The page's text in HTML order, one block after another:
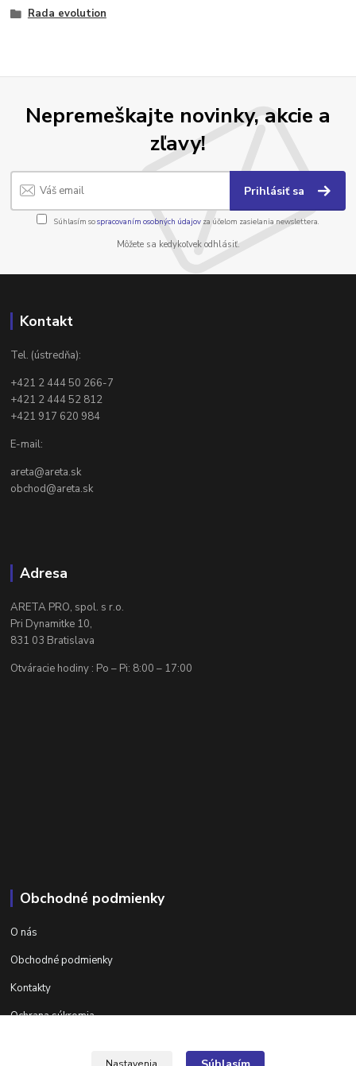
Rada evolution
Nepremeškajte novinky, akcie a
zľavy!
Prihlásiť sa
Súhlasím sospracovaním osobných údajov za účelom zasielania newslettera.
Môžete sa kedykoľvek odhlásiť.
Kontakt
Tel. (ústredňa):
+421 2 444 50 266-7
+421 2 444 52 812
+421 917 620 984
E-mail:
areta@areta.sk
obchod@areta.sk
Adresa
ARETA PRO, spol. s r.o.
Pri Dynamitke 10,
831 03 Bratislava
Otváracie hodiny : Po – Pi: 8:00 – 17:00
Obchodné podmienky
O nás
Obchodné podmienky
Kontakty
Ochrana súkromia